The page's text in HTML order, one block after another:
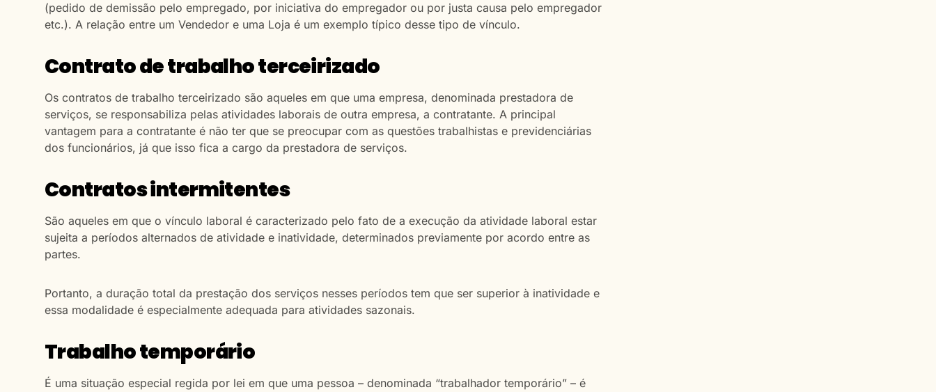
(pedido de demissão pelo empregado, por iniciativa do empregador ou por justa causa pelo empregador
etc.). A relação entre um Vendedor e uma Loja é um exemplo típico desse tipo de vínculo.
Contrato de trabalho terceirizado
Os contratos de trabalho terceirizado são aqueles em que uma empresa, denominada prestadora de
serviços, se responsabiliza pelas atividades laborais de outra empresa, a contratante. A principal
vantagem para a contratante é não ter que se preocupar com as questões trabalhistas e previdenciárias
dos funcionários, já que isso fica a cargo da prestadora de serviços.
Contratos intermitentes
São aqueles em que o vínculo laboral é caracterizado pelo fato de a execução da atividade laboral estar
sujeita a períodos alternados de atividade e inatividade, determinados previamente por acordo entre as
partes.
Portanto, a duração total da prestação dos serviços nesses períodos tem que ser superior à inatividade e
essa modalidade é especialmente adequada para atividades sazonais.
Trabalho temporário
É uma situação especial regida por lei em que uma pessoa – denominada “trabalhador temporário” – é